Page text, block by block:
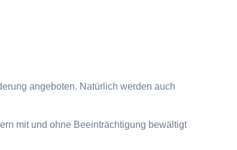
angeboten. Natürlich werden auch
mit und ohne Beeinträchtigung bewältigt